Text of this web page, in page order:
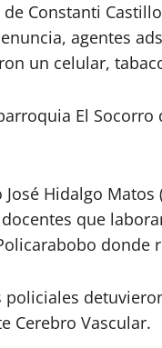
Constanti
agentes
un celular,
El
Hidalgo
que
Cerebro Vascular.